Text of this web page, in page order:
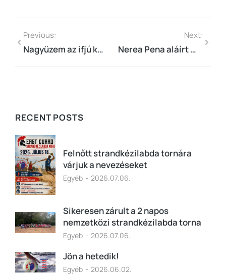
Previous:
Nagyüzem az ifjú kézilabdázóknál
Next:
Nerea Pena aláírt mezére lehet licitálni
RECENT POSTS
Felnőtt strandkézilabda tornára
várjuk a nevezéseket
Egyéb 2026.07.06.
Sikeresen zárult a 2 napos
nemzetközi strandkézilabda torna
Egyéb 2026.07.06.
Jön a hetedik!
Egyéb 2026.06.02.